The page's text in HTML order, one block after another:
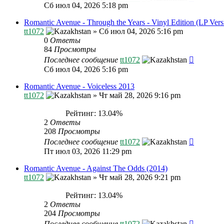
Сб июл 04, 2026 5:18 pm
Romantic Avenue - Through the Years - Vinyl Edition (LP
tt1072
» Сб июл 04, 2026 5:16 pm
0 Ответы
84 Просмотры
Последнее сообщение tt1072
Сб июл 04, 2026 5:16 pm
Romantic Avenue - Voiceless 2013
tt1072
» Чт май 28, 2026 9:16 pm
Рейтинг: 13.04%
2 Ответы
208 Просмотры
Последнее сообщение tt1072
Пт июл 03, 2026 11:29 pm
Romantic Avenue - Against The Odds (2014)
tt1072
» Чт май 28, 2026 9:21 pm
Рейтинг: 13.04%
2 Ответы
204 Просмотры